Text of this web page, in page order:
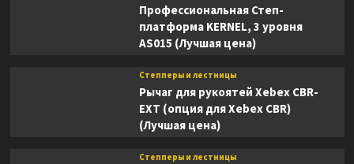
Профессиональная Степ-
платформа KERNEL, 3 уровня
AS015 (Лучшая цена)
Степперы и лестницы
Рычаг для рукоятей Xebex CBR-
EXT (опция для Xebex CBR)
(Лучшая цена)
Степперы и лестницы